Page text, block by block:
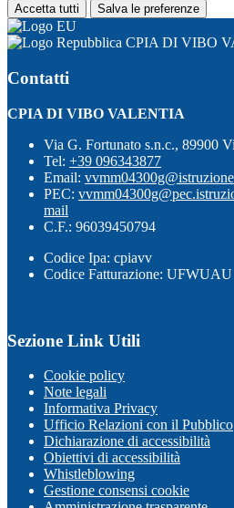
Accetta tutti Salva le preferenze
CPIA DI VIBO
Contatti
CPIA DI VIBO VALENTIA
Via G. Fortunato s.n.c., 89900
Tel: +39 096343877
Email:
PEC:
mail
C.F.: 96039450794
Codice Ipa: cpiavv
Codice Fatturazione: UFWUAU
Sezione Link Utili
Cookie policy
Note legali
Informativa Privacy
Ufficio Relazioni con il Pubblico
Dichiarazione di accessibilità
Obiettivi di accessibilità
Whistleblowing
Gestione consensi cookie